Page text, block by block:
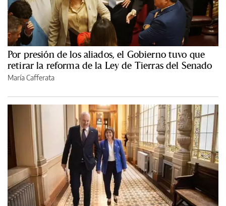
Por presión de los aliados, el Gobierno tuvo que
retirar la reforma de la Ley de Tierras del Senado
María Cafferata